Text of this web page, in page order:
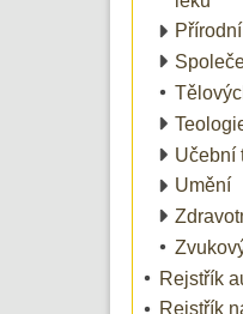
Učební
Umění
Rejstřík
Rejstřík